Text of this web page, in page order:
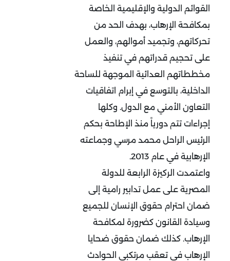
القوائم الدولية والإقليمية الخاصة
بمكافحة الإرهاب، بهدف الحد من
تحركاتهم، وتجميد أموالهم، والعمل
على تحجيم قدراتهم في تنفيذ
مخططاتهم العدائية الموجهة للساحة
الداخلية، بالتوسع في إبرام اتفاقيات
التعاون الأمني مع الدول. وكلها
إجراءات تتم دورياً منذ الإطاحة بحكم
الرئيس الراحل محمد مرسي وجماعته
الإرهابية في عام 2013.
واعتمدت الركيزة الرابعة للدولة
المصرية على عمل تدابير رامية إلى
ضمان احترام حقوق الإنسان للجميع
وسيادة القانون كضرورة لمكافحة
الإرهاب. كذلك ضمان حقوق ضحايا
الإرهاب في تعقب مرتكبي الحوادث